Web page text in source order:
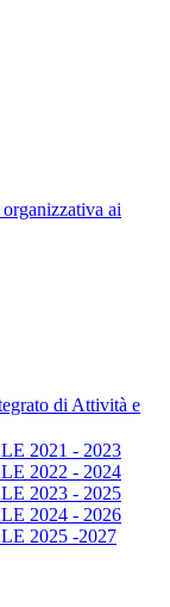
ai
di Attività e
2021 - 2023
2022 - 2024
2023 - 2025
2024 - 2026
2025 -2027